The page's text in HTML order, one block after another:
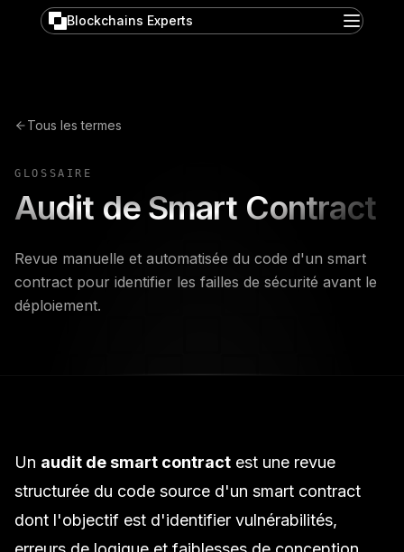
Blockchains Experts
Tous les termes
GLOSSAIRE
Audit de Smart Contract
Revue manuelle et automatisée du code d'un smart
contract pour identifier les failles de sécurité avant le
déploiement.
Un audit de smart contract est une revue
structurée du code source d'un smart contract
dont l'objectif est d'identifier vulnérabilités,